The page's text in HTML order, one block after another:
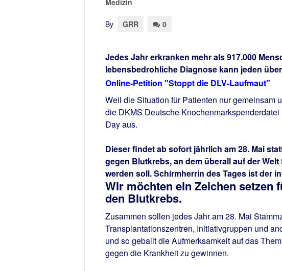
Medizin
By GRR 0
Jedes Jahr erkranken mehr als 917.000
lebensbedrohliche Diagnose kann jeden
Online-Petition "Stoppt die DLV-Laufmaut"
Weil die Situation für Patienten nur gemeinsam
die DKMS Deutsche
Day aus.
Dieser findet ab sofort jährlich am 28. Mai
gegen Blutkrebs, an dem überall auf der
werden soll. Schirmherrin des Tages ist der
Wir möchten ein Zeichen setzen
den Blutkrebs.
Zusammen sollen jedes Jahr am 28. Mai
Transplantationszentren, Initiativgruppen und
und so geballt die Aufmerksamkeit auf das
gegen die Krankheit zu gewinnen.